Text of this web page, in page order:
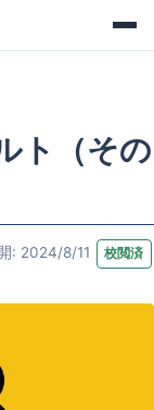
ト（その
: 2024/8/11 校閲済